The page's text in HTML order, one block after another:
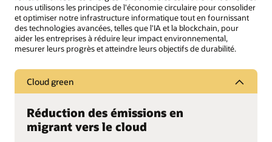
nous utilisons les principes de l'économie circulaire pour consolider
et optimiser notre infrastructure informatique tout en fournissant
des technologies avancées, telles que l'IA et la blockchain, pour
aider les entreprises à réduire leur impact environnemental,
mesurer leurs progrès et atteindre leurs objectifs de durabilité.
Cloud green
Réduction des émissions en
migrant vers le cloud